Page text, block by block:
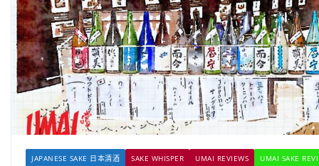
JAPANESE SAKE 日本清酒 SAKE WHISPER UMAI REVIEWS
UMAI SAKE